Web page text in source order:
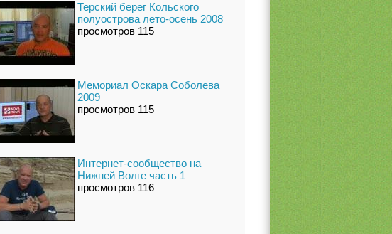
Терский берег Кольского
полуострова лето-осень 2008
просмотров 115
Мемориал Оскара Соболева
2009
просмотров 115
Интернет-сообщество на
Нижней Волге часть 1
просмотров 116